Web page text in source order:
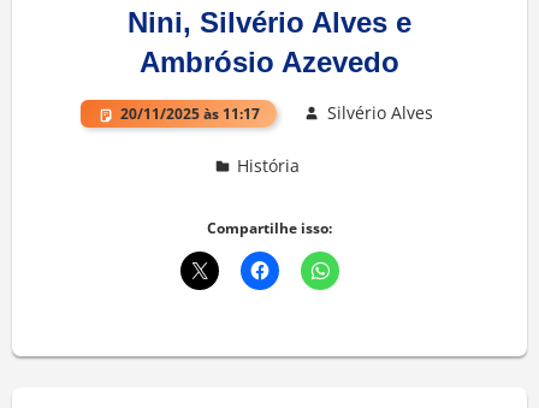
Nini, Silvério Alves e
Ambrósio Azevedo
20/11/2025 às 11:17 Silvério Alves
História
Compartilhe isso: